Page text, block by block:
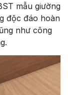
mẫu giường
độc đáo hoàn
như công